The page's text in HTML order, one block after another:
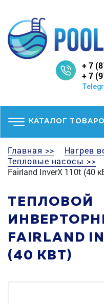
+ 7
+ 7
КАТАЛОГ
Главная >>
Нагрев
Тепловые насосы >>
Fairland InverX 110t (40
ТЕПЛОВОЙ
FAIRLAND
(40 КВТ)